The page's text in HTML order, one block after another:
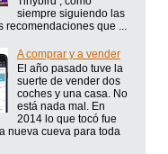
siempre siguiendo las
recomendaciones que ...
A comprar y a vender
El año pasado tuve la
suerte de vender dos
coches y una casa. No
está nada mal. En
2014 lo que tocó fue
nueva cueva para toda